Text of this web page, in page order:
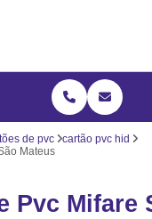
de pvc
cartão pvc hid
Mateus
Pvc Mifare